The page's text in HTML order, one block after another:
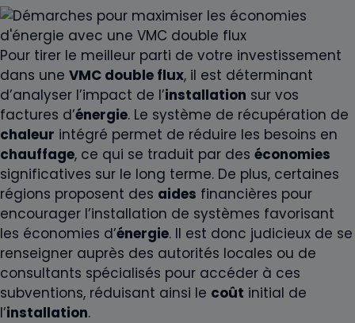
Pour tirer le meilleur parti de votre investissement
dans une VMC double flux, il est déterminant
d’analyser l’impact de l’installation sur vos
factures d’énergie. Le système de récupération de
chaleur intégré permet de réduire les besoins en
chauffage, ce qui se traduit par des économies
significatives sur le long terme. De plus, certaines
régions proposent des aides financières pour
encourager l’installation de systèmes favorisant
les économies d’énergie. Il est donc judicieux de se
renseigner auprès des autorités locales ou de
consultants spécialisés pour accéder à ces
subventions, réduisant ainsi le coût initial de
l’installation.